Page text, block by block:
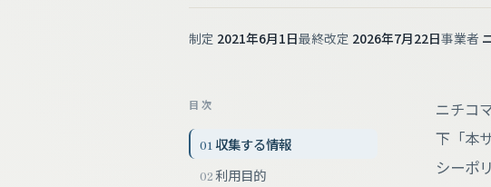
制定 2021年6月1日最終改定 2026年7月22日事業者
目次
01 収集する情報
02利用目的
ニチコ
下「本
シーポ